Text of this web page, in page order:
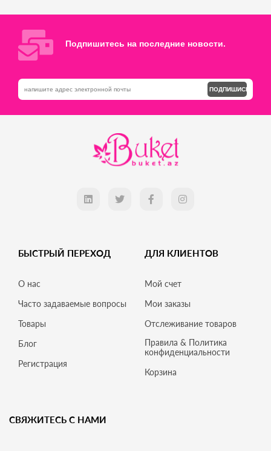
Подпишитесь на последние новости.
ПОДПИШИСЬ
БЫСТРЫЙ ПЕРЕХОД
О нас
Часто задаваемые вопросы
Товары
Блог
Регистрация
ДЛЯ КЛИЕНТОВ
Мой счет
Мои заказы
Отслеживание товаров
Правила & Политика
конфиденциальности
Корзина
СВЯЖИТЕСЬ С НАМИ